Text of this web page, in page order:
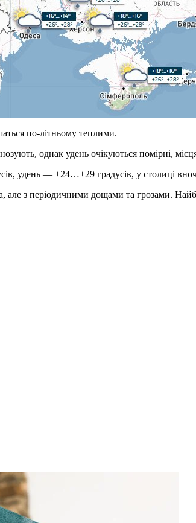
по-літньому теплими.
однак удень очікуються помірні,
удень — +24…+29 градусів, у столиці
але з періодичними дощами та грозами.